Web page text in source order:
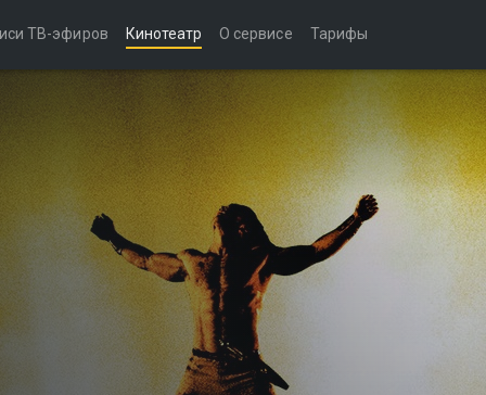
ТВ-эфиров Кинотеатр О сервисе Тарифы